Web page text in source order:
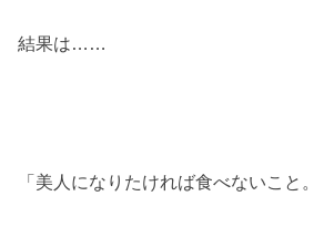
結果は……
「美人になりたければ食べないこと。